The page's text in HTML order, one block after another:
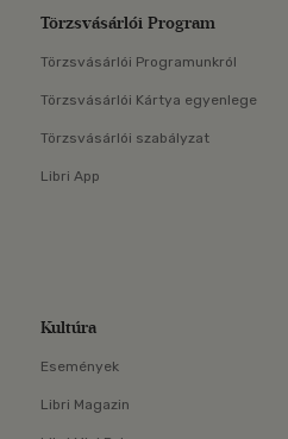
Törzsvásárlói Program
Törzsvásárlói Programunkról
Törzsvásárlói Kártya egyenlege
Törzsvásárlói szabályzat
Libri App
Kultúra
Események
Libri Magazin